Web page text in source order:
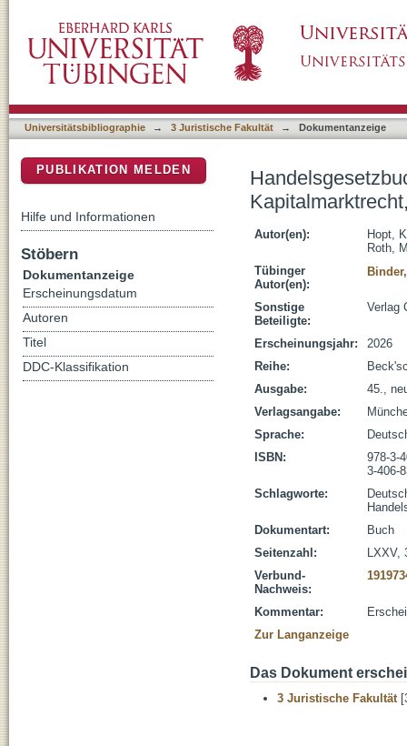
Transportrecht (ohne Seerecht)
Universitätsbibliographie → 3 Juristische Fakultät → Dokumentanzeige
Autor(en):
Hopt,
Roth,
Tübinger
Autor(en):
Sonstige
Beteiligte:
Verlag
Erscheinungsjahr:
2026
Reihe:
Ausgabe:
45.,
Verlagsangabe:
Sprache:
ISBN:
978-3-
3-406-
Schlagworte:
Dokumentart:
Buch
Seitenzahl:
LXXV,
Verbund-
Nachweis:
Kommentar:
Zur Langanzeige
Das Dokument
3 Juristische Fakultät
PUBLIKATION MELDEN
Hilfe und Informationen
Stöbern
Dokumentanzeige
Erscheinungsdatum
Autoren
Titel
DDC-Klassifikation